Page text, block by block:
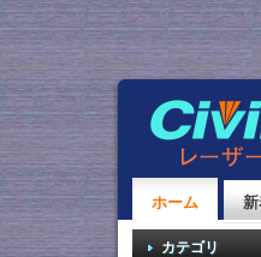
ホーム
カテゴリ